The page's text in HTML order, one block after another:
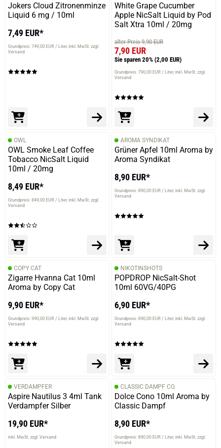
Jokers Cloud Zitronenminze
Liquid 6 mg / 10ml
7,49 EUR*
Grundpreis: 749,00 EUR / Liter inkl. MwSt. zzgl.
Versand
White Grape Cucumber
Apple NicSalt Liquid by Pod
Salt Xtra 10ml / 20mg
alter Preis 9,90 EUR
7,90 EUR
Sie sparen 20% (2,00 EUR)
Grundpreis: 790,00 EUR / Liter inkl. MwSt. zzgl.
Versand
OWL
OWL Smoke Leaf Coffee
Tobacco NicSalt Liquid
10ml / 20mg
8,49 EUR*
Grundpreis: 849,00 EUR / Liter inkl. MwSt. zzgl.
Versand
AROMA SYNDIKAT
Grüner Apfel 10ml Aroma by
Aroma Syndikat
8,90 EUR*
Grundpreis: 890,00 EUR / Liter inkl. MwSt. zzgl.
Versand
COPY CAT
Zigarre Hvanna Cat 10ml
Aroma by Copy Cat
9,90 EUR*
Grundpreis: 990,00 EUR / Liter inkl. MwSt. zzgl.
Versand
NIKOTINSHOTS
POPDROP NicSalt-Shot
10ml 60VG/40PG
6,90 EUR*
Grundpreis: 690,00 EUR / Liter inkl. MwSt. zzgl.
Versand
VERDAMPFER
Aspire Nautilus 3 4ml Tank
Verdampfer Silber
19,90 EUR*
inkl. MwSt. zzgl. Versand
CLASSIC DAMPF CO.
Dolce Cono 10ml Aroma by
Classic Dampf
8,90 EUR*
Grundpreis: 890,00 EUR / Liter inkl. MwSt. zzgl.
Versand